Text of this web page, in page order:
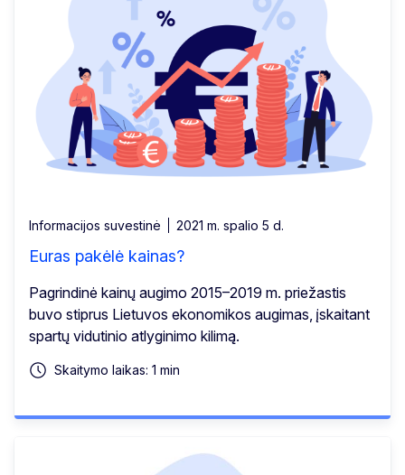
Informacijos suvestinė 2021 m. spalio 5 d.
Euras pakėlė kainas?
Pagrindinė kainų augimo 2015–2019 m. priežastis
buvo stiprus Lietuvos ekonomikos augimas, įskaitant
spartų vidutinio atlyginimo kilimą.
Skaitymo laikas: 1 min